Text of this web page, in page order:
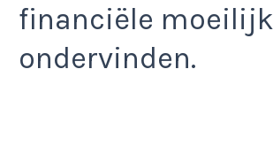
financiële
ondervinden.